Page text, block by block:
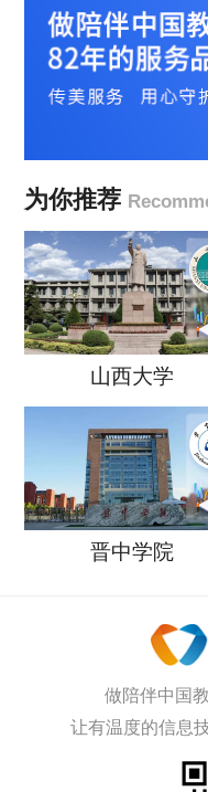
为你推荐
山西大学
晋中学院
做陪伴中国
让有温度的信息